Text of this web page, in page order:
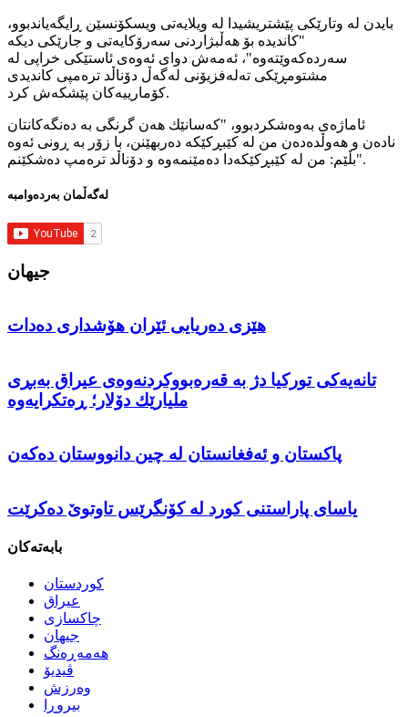
بایدن له‌ وتارێكى پێشتریشیدا له‌ ویلایه‌تی ویسكۆنسێن ڕایگه‌یاندبوو،
"كاندیده‌ بۆ هه‌ڵبژاردنی سه‌رۆكایه‌تی و جارێكی دیكه‌
سه‌رده‌كه‌وێته‌وه‌"، ئه‌مه‌ش دوای ئه‌وه‌ی ئاستێكی خراپی له‌
مشتومڕێكی ته‌له‌فزیۆنی له‌گه‌ڵ دۆناڵد تره‌مپی كاندیدی
كۆمارییه‌كان پێشكه‌ش كرد.
ئاماژەى بەوەشکردبوو، "كه‌سانێك هه‌ن گرنگی به‌ ده‌نگه‌كانتان
ناده‌ن و هه‌وڵده‌ده‌ن من له‌ كێبڕكێكه‌ ده‌ربهێنن، با زۆر به‌ ڕونی ئه‌وه‌
بڵێم: من له‌ كێبڕكێكه‌دا ده‌مێنمه‌وه‌ و دۆناڵد تره‌مپ ده‌شكێنم".
لەگەڵمان بەردەوامبە
جیهان
هێزی دەریایی ئێران هۆشداری دەدات
تانەیەكی توركیا دژ بە قەرەبووكردنەوەی عیراق بەبڕی
ملیارێك دۆلار؛ ڕەتكرایەوە
پاکستان و ئەفغانستان لە چین دانووستان دەکەن
ياسای پاراستنی کورد لە کۆنگرێس تاوتوێ دەکرێت
بابەتەکان
كوردستان
عیراق
چاكسازی
جیهان
هەمەڕەنگ
ڤیدیۆ
وەرزش
بیروڕا